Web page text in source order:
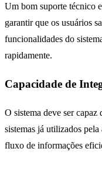
Um bom suporte técnico
garantir que os usuários
funcionalidades do
rapidamente.
Capacidade de
O sistema deve ser capaz
sistemas já utilizados
fluxo de informações